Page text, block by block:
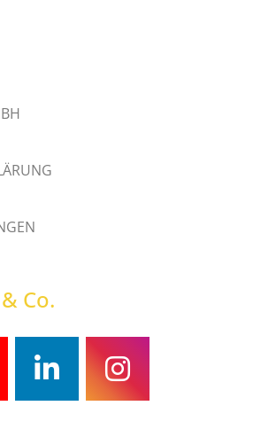
Co.
linkedininstagram